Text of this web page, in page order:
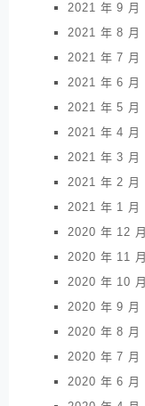
2021 年 9 月
2021 年 8 月
2021 年 7 月
2021 年 6 月
2021 年 5 月
2021 年 4 月
2021 年 3 月
2021 年 2 月
2021 年 1 月
2020 年 12 月
2020 年 11 月
2020 年 10 月
2020 年 9 月
2020 年 8 月
2020 年 7 月
2020 年 6 月